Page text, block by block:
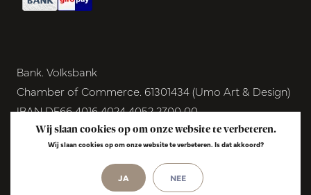
Bank. Volksbank
Chamber of Commerce. 61301434 (Umo Art & Design)
IBAN DE66 4016 4024 4052 2700 00
BIC GENODEM1GRN
VAT NL854291040B01
© Copyright 2026 - Umo Art & Design |
Wij slaan cookies op om onze website te verbeteren.
Wij slaan cookies op om onze website te verbeteren. Is dat akkoord?
JA NEE